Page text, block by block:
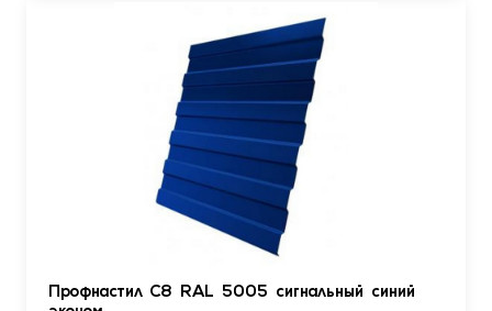
Профнастил С8 RAL 5005 сигнальный синий